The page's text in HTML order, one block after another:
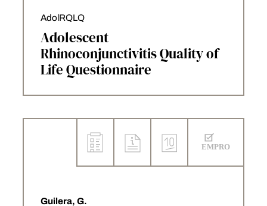
AdolRQLQ
Adolescent
Rhinoconjunctivitis Quality of
Life Questionnaire
Guilera, G.